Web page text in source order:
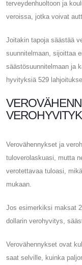
terveydenhuoltoon ja
veroissa, jotka voivat
Joitakin tapoja säästää
suunnitelmaan, sijoittaa
säästösuunnitelmaan ja
hyvityksiä 529
Verovähennykset ja
tuloverolaskuasi, mutta
verotettavaa tuloasi,
mukaan.
Jos esimerkiksi maksat
dollarin verohyvitys,
Verovähennykset ovat
saat selville, kuinka